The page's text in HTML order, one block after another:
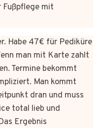
Fußpflege mit
Habe 47€ für Pediküre
man mit Karte zahlt
Termine bekommt
Man kommt
dran und muss
total lieb und
Ergebnis